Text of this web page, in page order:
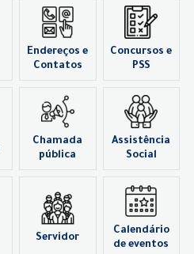
Endereços e
Contatos
Concursos e
PSS
Chamada
pública
Assistência
Social
Servidor
Calendário
de eventos